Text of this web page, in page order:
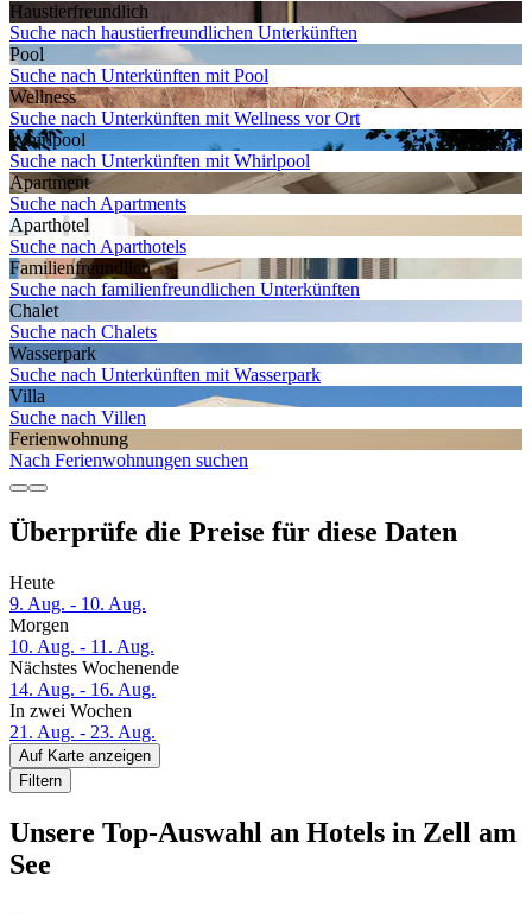
Haustier­freundlich
Suche nach haustierfreundlichen Unterkünften
Pool
Suche nach Unterkünften mit Pool
Wellness
Suche nach Unterkünften mit Wellness vor Ort
Whirlpool
Suche nach Unterkünften mit Whirlpool
Apartment
Suche nach Apartments
Aparthotel
Suche nach Aparthotels
Familien­freundlich
Suche nach familienfreundlichen Unterkünften
Chalet
Suche nach Chalets
Wasserpark
Suche nach Unterkünften mit Wasserpark
Villa
Suche nach Villen
Ferien­wohnung
Nach Ferienwohnungen suchen
Überprüfe die Preise für diese Daten
Heute
9. Aug. - 10. Aug.
Morgen
10. Aug. - 11. Aug.
Nächstes Wochenende
14. Aug. - 16. Aug.
In zwei Wochen
21. Aug. - 23. Aug.
Auf Karte anzeigen
Filtern
Unsere Top-Auswahl an Hotels in Zell am
See